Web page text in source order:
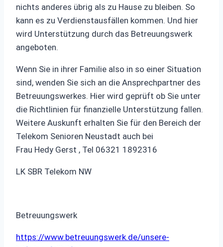
nichts anderes übrig als zu Hause zu bleiben. So
kann es zu Verdienstausfällen kommen. Und hier
wird Unterstützung durch das Betreuungswerk
angeboten.
Wenn Sie in ihrer Familie also in so einer Situation
sind, wenden Sie sich an die Ansprechpartner des
Betreuungswerkes. Hier wird geprüft ob Sie unter
die Richtlinien für finanzielle Unterstützung fallen.
Weitere Auskunft erhalten Sie für den Bereich der
Telekom Senioren Neustadt auch bei
Frau Hedy Gerst , Tel 06321 1892316
LK SBR Telekom NW
Betreuungswerk
https://www.betreuungswerk.de/unsere-